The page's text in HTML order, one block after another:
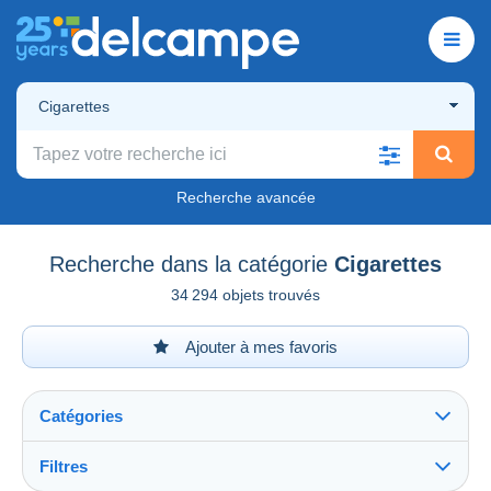
Cigarettes
Recherche avancée
Recherche dans la catégorie Cigarettes
34 294 objets trouvés
Ajouter à mes favoris
Catégories
Filtres